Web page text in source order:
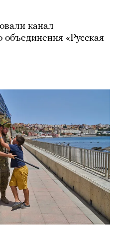
канал
объединения «Русская